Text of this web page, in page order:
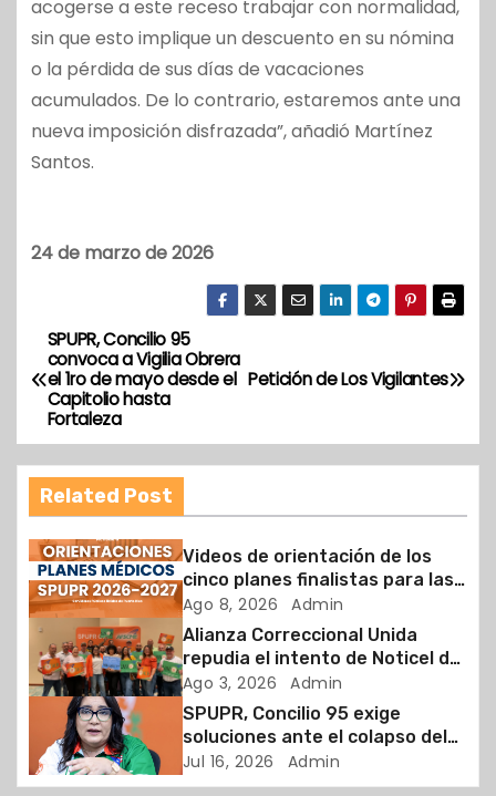
acogerse a este receso trabajar con normalidad,
sin que esto implique un descuento en su nómina
o la pérdida de sus días de vacaciones
acumulados. De lo contrario, estaremos ante una
nueva imposición disfrazada”, añadió Martínez
Santos.
24 de marzo de 2026
N
a
v
e
g
a
c
i
n
Petición de Los Vigilantes
SPUPR, Concilio 95
convoca a Vigilia Obrera
el 1ro de mayo desde el
Capitolio hasta
Fortaleza
Related Post
Videos de orientación de los
cinco planes finalistas para las
elecciones Plan Médico Único
2026 2027
Ago 8, 2026 Admin
Alianza Correccional Unida
repudia el intento de Noticel de
difamar a su presidenta y
reafirman su compromiso con la
verdad y la defensa de los
trabajadores
Ago 3, 2026 Admin
SPUPR, Concilio 95 exige
soluciones ante el colapso del
Departamento de la Familia y la
crisis que enfrentan los
Jul 16, 2026 Admin